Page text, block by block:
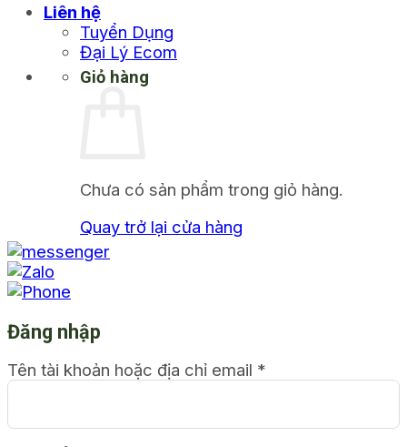
Liên hệ
Tuyển Dụng
Đại Lý Ecom
Giỏ hàng
Chưa có sản phẩm trong giỏ hàng.
Quay trở lại cửa hàng
Đăng nhập
Tên tài khoản hoặc địa chỉ email *